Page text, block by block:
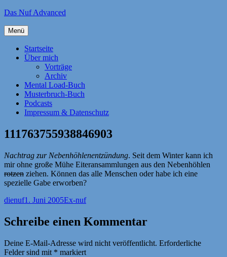
Zum
springen
Das Nuf Advanced
Menü
Startseite
Über mich
Vorträge
Archiv
Mental Load-Buch
Musterbruch-Buch
Podcasts
Impressum & Datenschutz
111763755938846903
Nachtrag zur Nebenhöhlenentzündung. Seit dem Winter kann ich
mir ohne große Mühe Eiteransammlungen aus den Nebenhöhlen
rotzen ziehen. Können das alle Menschen oder habe ich eine
spezielle Gabe erworben?
Autor
dienufVeröffentlicht
1. Juni 2005Kategorien
Ex-nuf
Schreibe einen Kommentar
Deine E-Mail-Adresse wird nicht veröffentlicht. Erforderliche
Felder sind mit * markiert